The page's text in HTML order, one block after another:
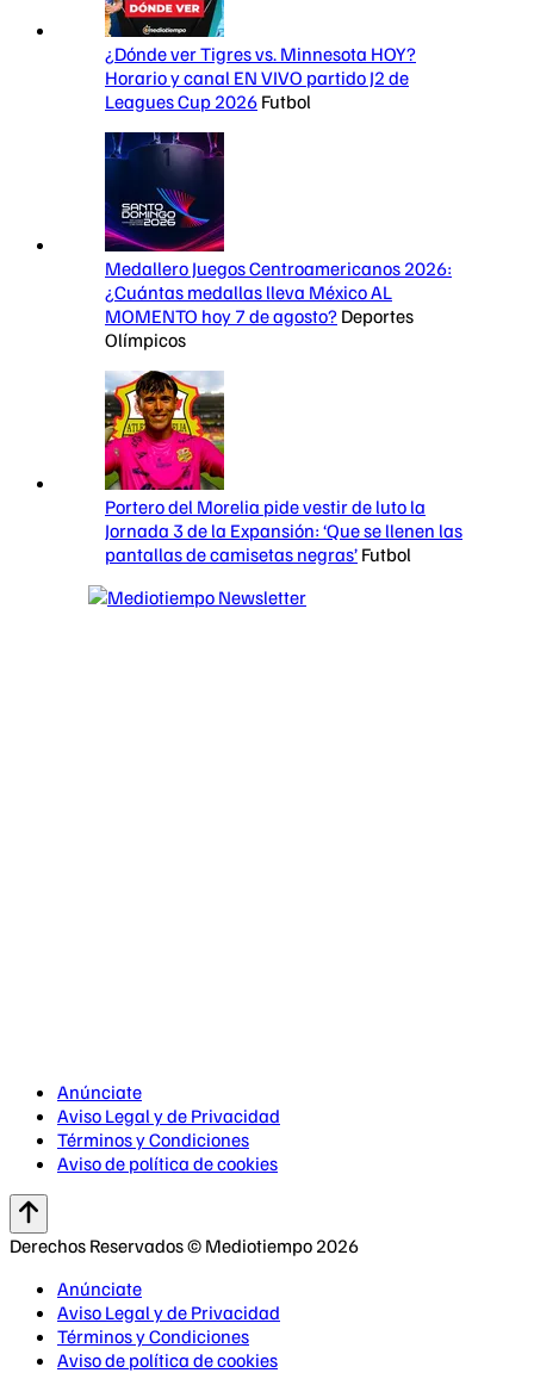
¿Dónde ver Tigres vs. Minnesota HOY?
Horario y canal EN VIVO partido J2 de
Leagues Cup 2026 Futbol
Medallero Juegos Centroamericanos 2026:
¿Cuántas medallas lleva México AL
MOMENTO hoy 7 de agosto? Deportes
Olímpicos
Portero del Morelia pide vestir de luto la
Jornada 3 de la Expansión: ‘Que se llenen las
pantallas de camisetas negras’ Futbol
Anúnciate
Aviso Legal y de Privacidad
Términos y Condiciones
Aviso de política de cookies
Derechos Reservados © Mediotiempo 2026
Anúnciate
Aviso Legal y de Privacidad
Términos y Condiciones
Aviso de política de cookies